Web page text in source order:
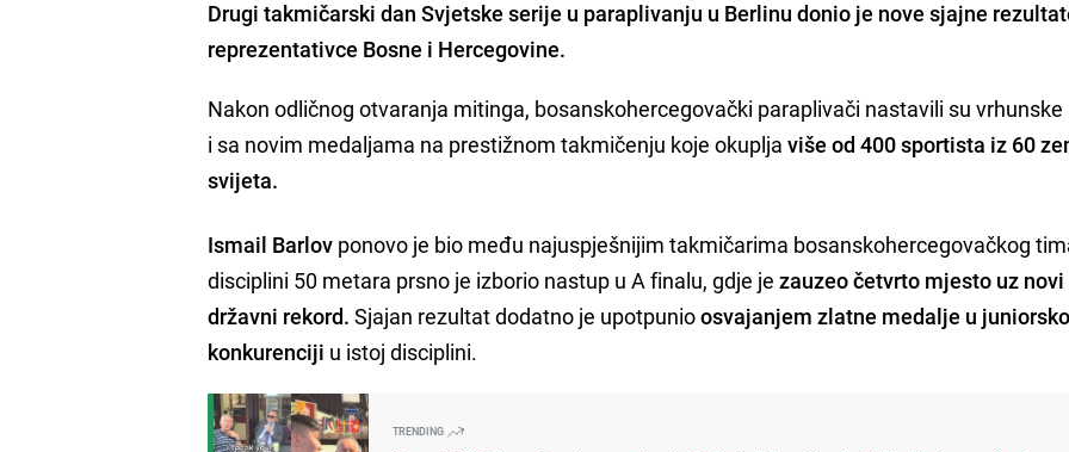
Drugi takmičarski dan Svjetske serije u paraplivanju u Berlinu donio je nove sjajne
reprezentativce Bosne i Hercegovine.
Nakon odličnog otvaranja mitinga, bosanskohercegovački paraplivači nastavili su
i sa novim medaljama na prestižnom takmičenju koje okuplja više od 400 sportista iz 60
svijeta.
Ismail Barlov ponovo je bio među najuspješnijim takmičarima bosanskohercegovačkog
disciplini 50 metara prsno je izborio nastup u A finalu, gdje jezauzeo četvrto mjesto uz
državni rekord. Sjajan rezultat dodatno je upotpunioosvajanjem zlatne medalje u
konkurenciji u istoj disciplini.
TRENDING